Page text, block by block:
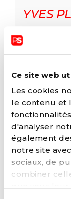
Ce site web
Les cookies
le contenu et
d'analyser
également
notre site
sociaux, de
combiner
YVES